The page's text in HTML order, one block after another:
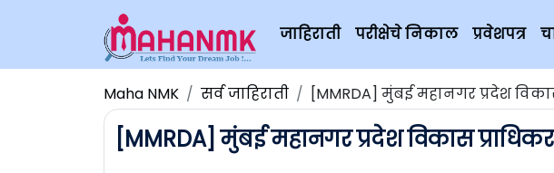
जाहिराती परीक्षेचे निकाल प्रवेशपत्र
Maha NMK सर्व जाहिराती [MMRDA] मुंबई महानगर प्रदेश
[MMRDA] मुंबई महानगर प्रदेश विकास